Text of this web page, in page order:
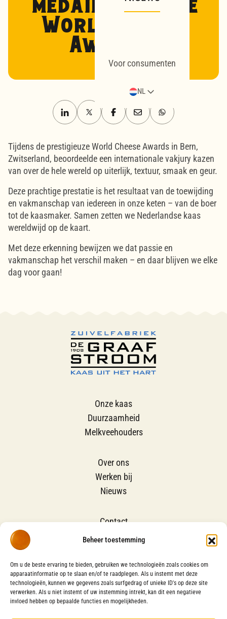
Beheer toestemming
Om u de beste ervaring te bieden, gebruiken we technologieën zoals cookies om
apparaatinformatie op te slaan en/of te raadplegen. Als u instemt met deze
technologieën, kunnen we gegevens zoals surfgedrag of unieke ID's op deze site
verwerken. Als u niet instemt of uw instemming intrekt, kan dit een negatieve
invloed hebben op bepaalde functies en mogelijkheden.
Voor consumenten
NL
medailles op de
World Cheese
Awards!
Tijdens de prestigieuze World Cheese Awards in Bern,
Zwitserland, beoordeelde een internationale vakjury kazen
van over de hele wereld op uiterlijk, textuur, smaak en geur.
Deze prachtige prestatie is het resultaat van de toewijding
en vakmanschap van iedereen in onze keten – van de boer
tot de kaasmaker. Samen zetten we Nederlandse kaas
wereldwijd op de kaart.
Met deze erkenning bewijzen we dat passie en
vakmanschap het verschil maken – en daar blijven we elke
dag voor gaan!
Onze kaas
Duurzaamheid
Melkveehouders
Over ons
Werken bij
Nieuws
Contact
Groene Cirkels
VOLG ONS OP